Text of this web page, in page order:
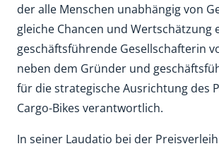
der alle Menschen unabhängig von
gleiche Chancen und Wertschätzung
geschäftsführende Gesellschafterin
neben dem Gründer und
für die strategische Ausrichtung des
Cargo-Bikes verantwortlich.
In seiner Laudatio bei der